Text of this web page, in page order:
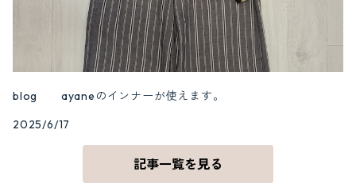
blog ayaneのインナーが使えます。
2025/6/17
記事一覧を見る